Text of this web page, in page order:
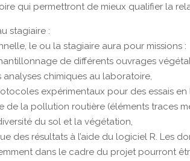
qui permettront de mieux qualifier la
stagiaire :
le ou la stagiaire aura pour missions :
de différents ouvrages
chimiques au laboratoire,
expérimentaux pour des essais
de la pollution routière (éléments traces
du sol et la végétation,
des résultats à l’aide du logiciel R. Les
dans le cadre du projet pourront